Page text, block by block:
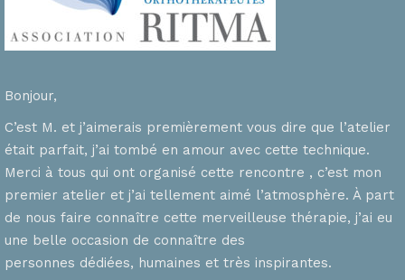
Bonjour,
C’est M. et j’aimerais premièrement vous dire que l’atelier
était parfait, j’ai tombé en amour avec cette technique.
Merci à tous qui ont organisé cette rencontre , c’est mon
premier atelier et j’ai tellement aimé l’atmosphère. À part
de nous faire connaître cette merveilleuse thérapie, j’ai eu
une belle occasion de connaître des
personnes dédiées, humaines et très inspirantes.